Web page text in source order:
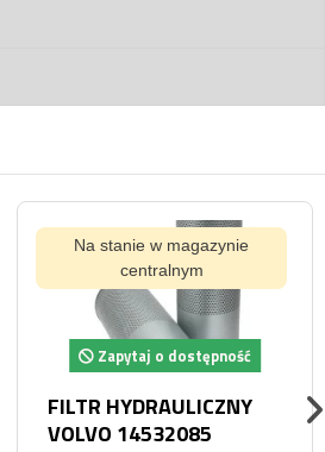
Na stanie w magazynie
centralnym
Zapytaj o dostępność
FILTR HYDRAULICZNY
VOLVO 14532085